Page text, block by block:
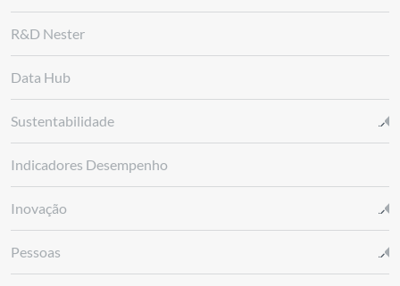
R&D Nester
Data Hub
Sustentabilidade
Indicadores Desempenho
Inovação
Pessoas